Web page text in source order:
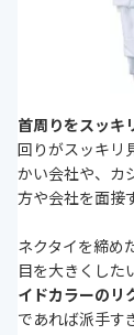
首周りをスッキ
回りがスッキリ
かい会社や、カ
方や会社を面接
ネクタイを締め
目を大きくした
イドカラーのリ
であれば派手す